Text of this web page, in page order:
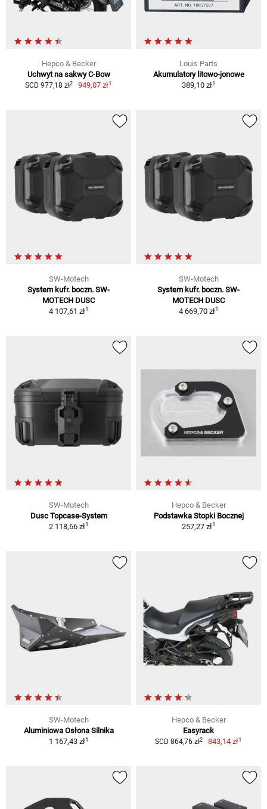
Hepco & Becker
Uchwyt na sakwy C-Bow
SCD 977,18 zł2 949,07 zł1
Louis Parts
Akumulatory litowo-jonowe
389,10 zł1
SW-Motech
System kufr. boczn. SW-
MOTECH DUSC
4 107,61 zł1
SW-Motech
System kufr. boczn. SW-
MOTECH DUSC
4 669,70 zł1
SW-Motech
Dusc Topcase-System
2 118,66 zł1
Hepco & Becker
Podstawka Stopki Bocznej
257,27 zł1
SW-Motech
Aluminiowa Osłona Silnika
1 167,43 zł1
Hepco & Becker
Easyrack
SCD 864,76 zł2 843,14 zł1